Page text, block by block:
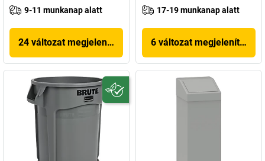
9-11 munkanap alatt
24 változat megjelenítése
17-19 munkanap alatt
6 változat megjelenítése